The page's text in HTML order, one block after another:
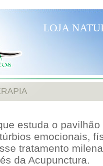
LOJA
estuda o
emocionais,
tratamento
da Acupunctura.